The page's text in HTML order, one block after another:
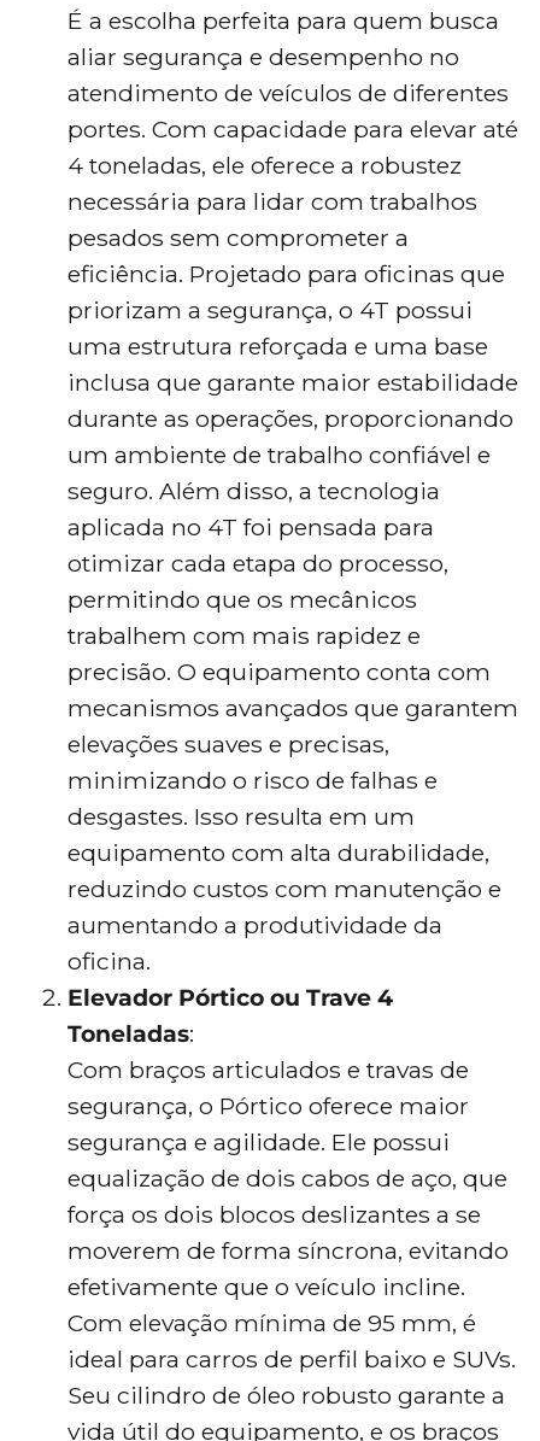
É a escolha perfeita para quem busca
aliar segurança e desempenho no
atendimento de veículos de diferentes
portes. Com capacidade para elevar até
4 toneladas, ele oferece a robustez
necessária para lidar com trabalhos
pesados sem comprometer a
eficiência. Projetado para oficinas que
priorizam a segurança, o 4T possui
uma estrutura reforçada e uma base
inclusa que garante maior estabilidade
durante as operações, proporcionando
um ambiente de trabalho confiável e
seguro. Além disso, a tecnologia
aplicada no 4T foi pensada para
otimizar cada etapa do processo,
permitindo que os mecânicos
trabalhem com mais rapidez e
precisão. O equipamento conta com
mecanismos avançados que garantem
elevações suaves e precisas,
minimizando o risco de falhas e
desgastes. Isso resulta em um
equipamento com alta durabilidade,
reduzindo custos com manutenção e
aumentando a produtividade da
oficina.
Elevador Pórtico ou Trave 4
Toneladas:
Com braços articulados e travas de
segurança, o Pórtico oferece maior
segurança e agilidade. Ele possui
equalização de dois cabos de aço, que
força os dois blocos deslizantes a se
moverem de forma síncrona, evitando
efetivamente que o veículo incline.
Com elevação mínima de 95 mm, é
ideal para carros de perfil baixo e SUVs.
Seu cilindro de óleo robusto garante a
vida útil do equipamento, e os braços